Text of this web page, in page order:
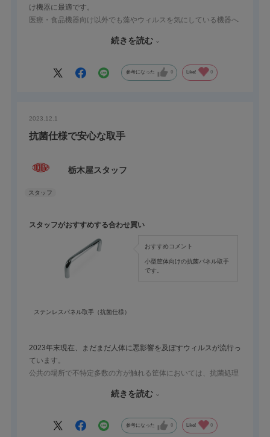
け機器に最適です。
医療・食品機器向け以外でも藻やウィルスを気にしている機器へ
本製品はSEMI S08-0218（セクション6.7.1）「取っ手型ハンド
取手の持つ部分である開口部が大きい為、手が大きい人や厚手の
手袋をしたままでも作業が可能です。
続きを読む
参考になった 0 Like! 0
2023.12.1
抗菌仕様で安心な取手
栃木屋スタッフ
スタッフがおすすめする合わせ買い
ステンレスパネル取手（抗菌仕様）
おすすめコメント
小型筐体向けの抗菌パネル取手
です。
2023年末現在、まだまだ人体に悪影響を及ぼすウィルスが流行っ
ています。
公共の場所で不特定多数の方が触れる筐体においては、抗菌処理
そこで本製品をお勧めいたします！
本製品は取付ピッチが300mm、400mm、500mmと大型筐体や扉
続きを読む
参考になった 0 Like! 0